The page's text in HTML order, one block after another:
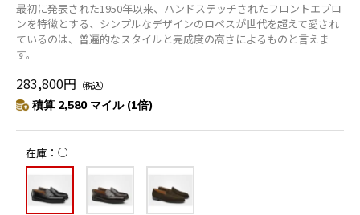
最初に発表された1950年以来、ハンドステッチされたフロントエプロ
ンを特徴とする、シンプルなデザインのロペスが世代を超えて愛され
ているのは、普遍的なスタイルと完成度の高さによるものと言えま
す。
283,800円 （税込）
積算 2,580 マイル (1倍)
在庫 ○